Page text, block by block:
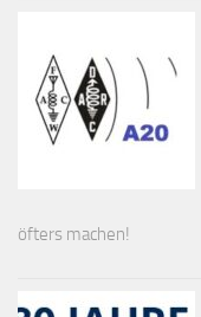
öfters machen!